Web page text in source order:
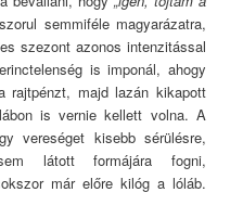
semmiféle magyarázatra,
szezont azonos intenzitással
is imponál, ahogy
rajtpénzt, majd lazán kikapott
is vernie kellett volna. A
vereséget kisebb sérülésre,
látott formájára fogni,
már előre kilóg a lóláb.